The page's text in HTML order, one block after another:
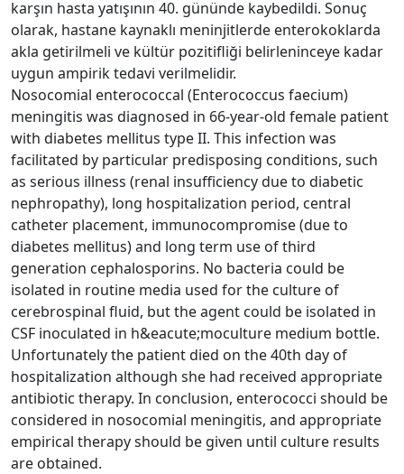
karşın hasta yatışının 40. gününde kaybedildi. Sonuç
olarak, hastane kaynaklı meninjitlerde enterokoklarda
akla getirilmeli ve kültür pozitifliği belirleninceye kadar
uygun ampirik tedavi verilmelidir.
Nosocomial enterococcal (Enterococcus faecium)
meningitis was diagnosed in 66-year-old female patient
with diabetes mellitus type II. This infection was
facilitated by particular predisposing conditions, such
as serious illness (renal insufficiency due to diabetic
nephropathy), long hospitalization period, central
catheter placement, immunocompromise (due to
diabetes mellitus) and long term use of third
generation cephalosporins. No bacteria could be
isolated in routine media used for the culture of
cerebrospinal fluid, but the agent could be isolated in
CSF inoculated in h&eacute;moculture medium bottle.
Unfortunately the patient died on the 40th day of
hospitalization although she had received appropriate
antibiotic therapy. In conclusion, enterococci should be
considered in nosocomial meningitis, and appropriate
empirical therapy should be given until culture results
are obtained.